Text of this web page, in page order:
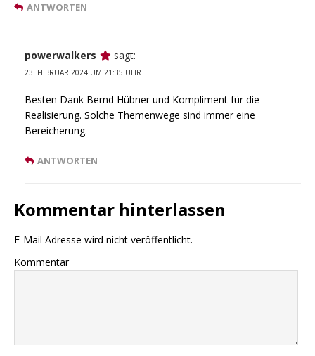
ANTWORTEN
powerwalkers sagt:
23. FEBRUAR 2024 UM 21:35 UHR
Besten Dank Bernd Hübner und Kompliment für die
Realisierung. Solche Themenwege sind immer eine
Bereicherung.
ANTWORTEN
Kommentar hinterlassen
E-Mail Adresse wird nicht veröffentlicht.
Kommentar